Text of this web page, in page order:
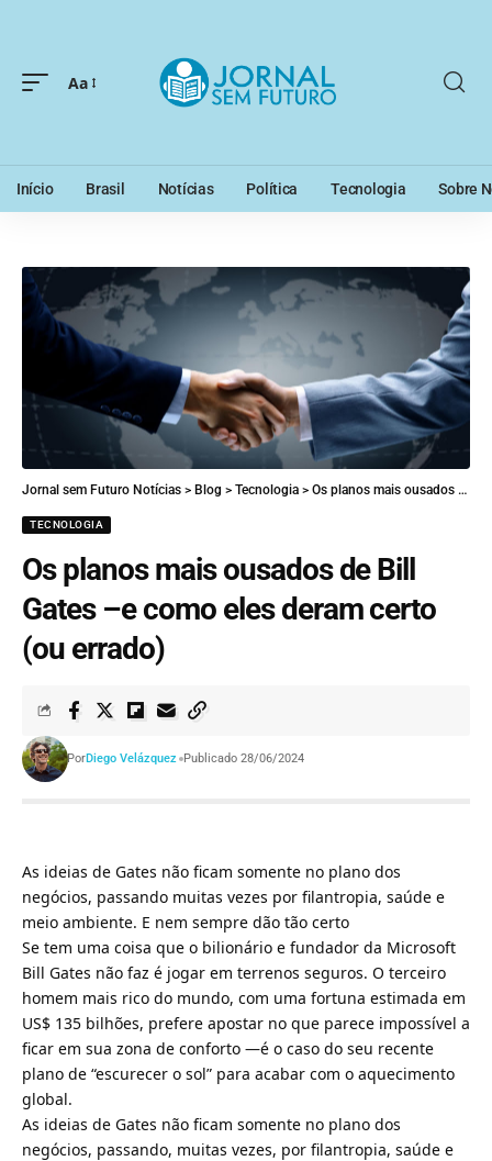
Aa
Início Brasil Notícias Política Tecnologia Sobre
Jornal sem Futuro Notícias > Blog > Tecnologia > Os planos mais ousados de Bill Gates –e como eles deram certo (ou errado)
TECNOLOGIA
Os planos mais ousados de Bill
Gates –e como eles deram certo
(ou errado)
PorDiego Velázquez Publicado 28/06/2024
As ideias de Gates não ficam somente no plano dos
negócios, passando muitas vezes por filantropia, saúde e
meio ambiente. E nem sempre dão tão certo
Se tem uma coisa que o bilionário e fundador da Microsoft
Bill Gates não faz é jogar em terrenos seguros. O terceiro
homem mais rico do mundo, com uma fortuna estimada em
US$ 135 bilhões, prefere apostar no que parece impossível a
ficar em sua zona de conforto —é o caso do seu recente
plano de “escurecer o sol” para acabar com o aquecimento
global.
As ideias de Gates não ficam somente no plano dos
negócios, passando, muitas vezes, por filantropia, saúde e